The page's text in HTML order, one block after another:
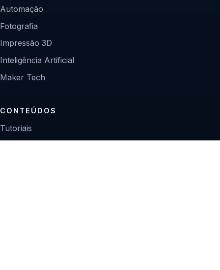
Automação
Fotografia
Impressão 3D
Inteligência Artificial
Maker Tech
CONTEÚDOS
Tutoriais